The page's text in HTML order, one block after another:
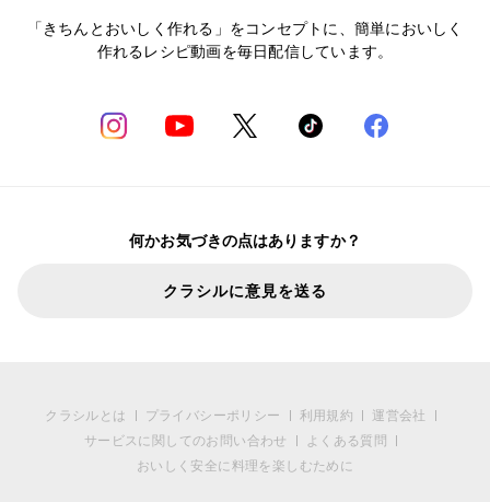
「きちんとおいしく作れる」をコンセプトに、簡単においしく
作れるレシピ動画を毎日配信しています。
何かお気づきの点はありますか？
クラシルに意見を送る
クラシルとは プライバシーポリシー 利用規約
運営会社
サービスに関してのお問い合わせ
よくある質問
おいしく安全に料理を楽しむために